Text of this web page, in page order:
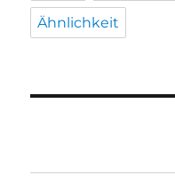
Ähnlichkeit